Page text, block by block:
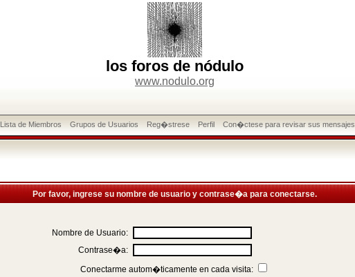
los foros de nódulo
www.nodulo.org
Lista de Miembros Grupos de Usuarios Reg�strese Perfil Con�ctese para revisar sus mensajes
Por favor, ingrese su nombre de usuario y contrase�a para conectarse.
Nombre de Usuario:
Contrase�a:
Conectarme autom�ticamente en cada visita: